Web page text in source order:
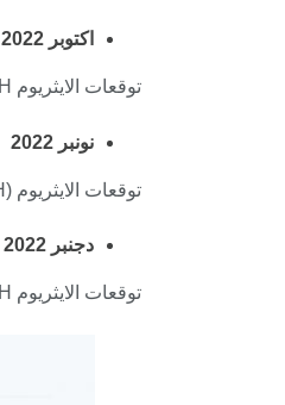
اكتوبر 2022
توقعات الايثريوم ETH لشهر أكتوبر 2022 هو 3731.12 دولارًا ، بما في ذلك 4045.58 دولارًا ، وسيكون الحد الأقصى للسعر 4147.17 دولارًا.
نونبر 2022
توقعات الايثريوم (ETH) لشهر نوفمبر 2022 هو 3679.29 دولارًا ، بما في ذلك 3864.77 دولارًا ، وسيكون الحد الأقصى للسعر 4526.04 دولارًا.
دجنبر 2022
توقعات الايثريوم ETH لشهر ديسمبر 2022 هو 3793.58 دولارًا أمريكيًا ، بما في ذلك 3895.40 دولارًا أمريكيًا ، وسيكون الحد الأقصى للسعر 4127.86 دولارًا أمريكيًا.